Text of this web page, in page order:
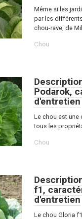
Même si les
par les
chou-rave, de
Chou
Podarok,
d'entretien
Le chou est une
tous les
Chou
f1,
d'entretien
Le chou Gloria